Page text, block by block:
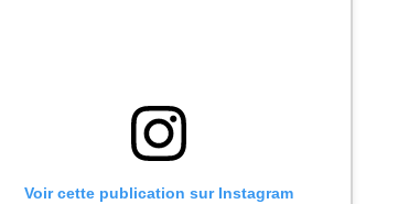
Voir cette publication sur Instagram